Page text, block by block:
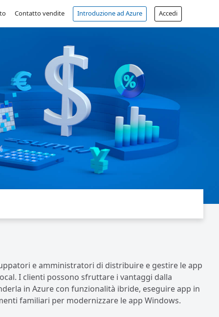
Contatto vendite Introduzione ad Azure Accedi
e amministratori di distribuire e gestire le app
I clienti possono sfruttare i vantaggi dalla
in Azure con funzionalità ibride, eseguire app in
familiari per modernizzare le app Windows.